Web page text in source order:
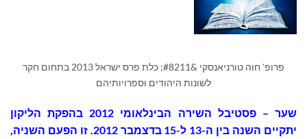
פרופ' חוה טורניאנסקי &#8211; כלת פרס ישראל 2013 בתחום חקר
לשונות היהודים וספרויותיהם
שער – פסטיבל השירה הבינלאומי 2012 בהפקת הליקון
יתקיים השנה בין ה-13 ל-15 בדצמבר 2012. זו הפעם השניה,